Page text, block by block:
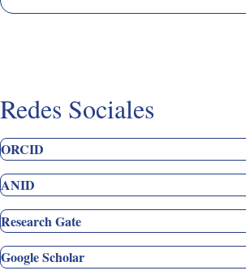
Redes Sociales
ORCID
ANID
Research Gate
Google Scholar